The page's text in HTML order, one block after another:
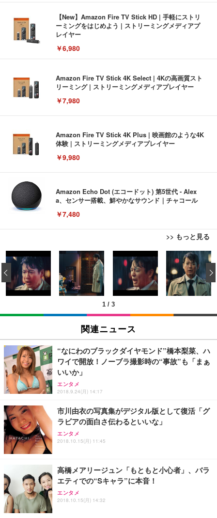
【New】Amazon Fire TV Stick HD | 手軽にストリ
ーミングをはじめよう | ストリーミングメディアプ
レイヤー
￥6,980
Amazon Fire TV Stick 4K Select | 4Kの高画質スト
リーミング | ストリーミングメディアプレイヤー
￥7,980
Amazon Fire TV Stick 4K Plus | 映画館のような4K
体験 | ストリーミングメディアプレイヤー
￥9,980
Amazon Echo Dot (エコードット) 第5世代 - Alex
a、センサー搭載、鮮やかなサウンド｜チャコール
￥7,480
>> もっと見る
[EdoErgo] オフィスチェア 椅子 テレワーク 疲れな
い 跳ね上げ式アームレスト コンパクト 約105度ロッ
キング pc 事務椅子 360度回転 座面昇降 強化ナイロ
ン樹脂ベース 通気性メッシュ 在宅ワーク H-WY01
(黒網+黒枠+黒足)
￥5,699
SIHOO B100 オフィスチェア／デスクチェア メッシ
ュチェア 人間工学 疲れない ブラック
￥27,999
Sezlife オフィスチェア デスクチェア 疲れない テレ
ワーク チェア 強化バックレスト 30度ロッキング機
能 人間工学 椅子 腰サポート 90度跳ね上げ式アーム
レスト 3Dヘッドレスト ハンガー付き 高反発クッシ
務用 おしゃれ パソコンチェア (ブラック)
Sezlife オフィスチェア デスクチェア 疲れない テレ
ワーク チェア 強化バックレスト 30度ロッキング機
能 人間工学 椅子 腰サポート 90度跳ね上げ式アーム
務用 おしゃれ パソコンチェア (ホワイト)
ANDWINT オフィスチェア デスクチェア 肘なし メ
ッシュ 通気性 ランバーサポート付き 腰サポート ガ
ス圧無段階昇降 360度回転 キャスター付き コンパク
EIZO ビジネス向けプレミアムモニター | FlexScan
EV3240X-WT | 31.5型4K UHD・USB Type-C・ホワ
イト
￥105,595
EIZO ビジネス向けプレミアムモニター | FlexScan
【純正品】27"ゲーミングモニター DualSense 充電
フック付き（CFI-ZDM1J）
￥49,979
【整備済み品】Dell E2724HS 27インチ 液晶モニタ
ー フルHD（1920×1080）VA 非光沢 HDMI/DisplayP
ort/VGA スピーカー内蔵 高さ調整 スイベル VESA対
【MiniLED/24.5inch/280Hz/FHD】GRAPHT THE S
HOOTER Gaming Monitor 24” Essential ゲーミン
グモニター QD 24.5インチ 1ms FHD 量子ドット 残
Amazonベーシック ペットシーツ 薄型 レギュラー 1
回使い捨て 無香料 ホワイト 300枚
￥3,373
Amazonベーシック ペットシーツ 厚型 ワイド 42枚
x2袋(84枚) ホワイト(吸収面:ライトブルー)
￥3,234
ネオ・ルーライフ ネオ・オムツ L 中型犬用 26枚入
り 単品
￥1,800
Smart Basic(スマートベーシック) 【Amazon.co.jp
限定】 Smart Basic アイリスオーヤマ ペットシーツ
超厚型 お徳用 ワイド 100枚入 (x 1) (ケース販売)
アイリスオーヤマ ペットシーツ 超厚型 お徳用 レギ
ュラー 200枚入【Amazon.co.jp限定】
1 / 3
‹
関連ニュース
“なにわのブラックダイヤモンド”橋本梨菜、ハ
ワイで開放！ノーブラ撮影時の“事故”も「まぁ
いいか」
エンタメ
2018.9.24(月) 14:17
市川由衣の写真集がデジタル版として復活「グ
ラビアの面白さ伝わるといいな」
エンタメ
2018.10.15(月) 11:45
高橋メアリージュン「もともと小心者」、バラ
エティでの“Sキャラ”に本音！
エンタメ
2018.10.15(月) 14:32